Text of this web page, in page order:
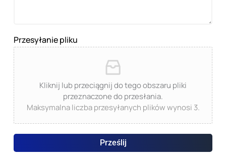
Przesyłanie pliku
Kliknij lub przeciągnij do tego obszaru pliki
przeznaczone do przesłania.
Maksymalna liczba przesyłanych plików wynosi 3.
Prześlij